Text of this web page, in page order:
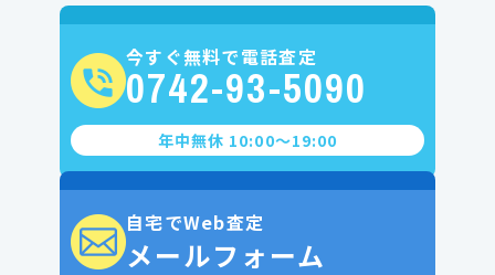
今すぐ無料で電話査定
0742-93-5090
年中無休 10:00〜19:00
自宅でWeb査定
メールフォーム